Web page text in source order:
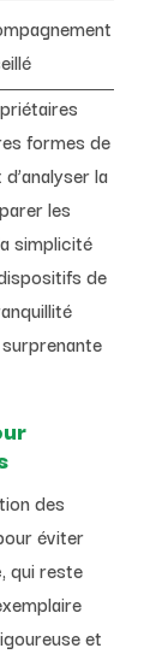
formes de
la
les
simplicité
de
des
éviter
, qui reste
et